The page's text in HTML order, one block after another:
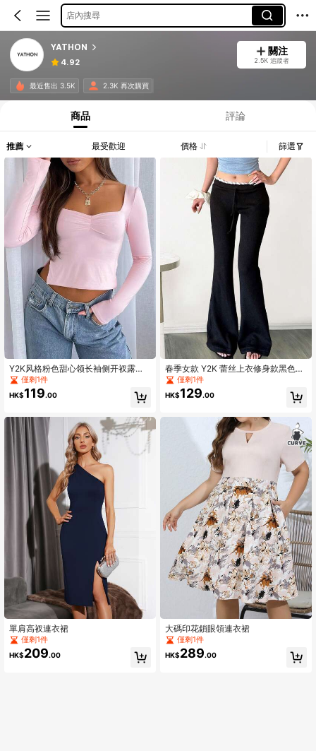
店內搜尋
YATHON
4.92
關注
2.5K 追蹤者
最近售出 3.5K 2.3K 再次購買
商品 評論
推薦 最受歡迎 價格 篩選
Y2K风格粉色甜心领长袖侧开衩露脐T
恤，春夏休闲款
僅剩1件
HK$119.00
單肩高衩連衣裙
僅剩1件
HK$209.00
春季女款 Y2K 蕾丝上衣修身款黑色休
闲长款喇叭裤
僅剩1件
HK$129.00
大碼印花鎖眼領連衣裙
僅剩1件
HK$289.00